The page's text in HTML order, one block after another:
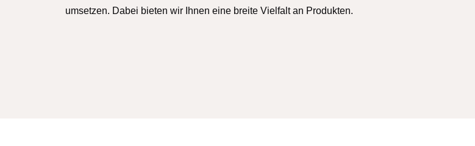
umsetzen. Dabei bieten wir Ihnen eine breite Vielfalt an Produkten.